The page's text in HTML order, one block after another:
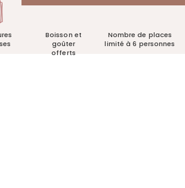
Boisson et
goûter
offerts
Nombre de places
limité à 6 personnes